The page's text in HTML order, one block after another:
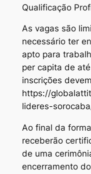
Qualificação
As vagas são
necessário ter
apto para
per capita de
inscrições
https://
lideres-
Ao final da
receberão
de uma
encerramento